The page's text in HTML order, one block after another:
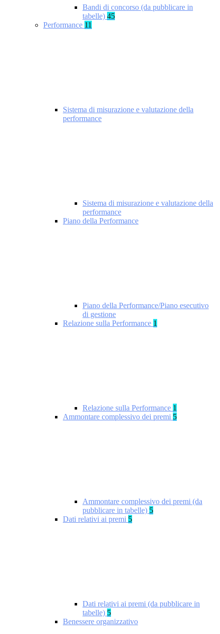
Bandi di concorso (da pubblicare in
tabelle) 45
Performance 11
Sistema di misurazione e valutazione della
performance
Sistema di misurazione e valutazione della
performance
Piano della Performance
Piano della Performance/Piano esecutivo
di gestione
Relazione sulla Performance 1
Relazione sulla Performance 1
Ammontare complessivo dei premi 5
Ammontare complessivo dei premi (da
pubblicare in tabelle) 5
Dati relativi ai premi 5
Dati relativi ai premi (da pubblicare in
tabelle) 5
Benessere organizzativo